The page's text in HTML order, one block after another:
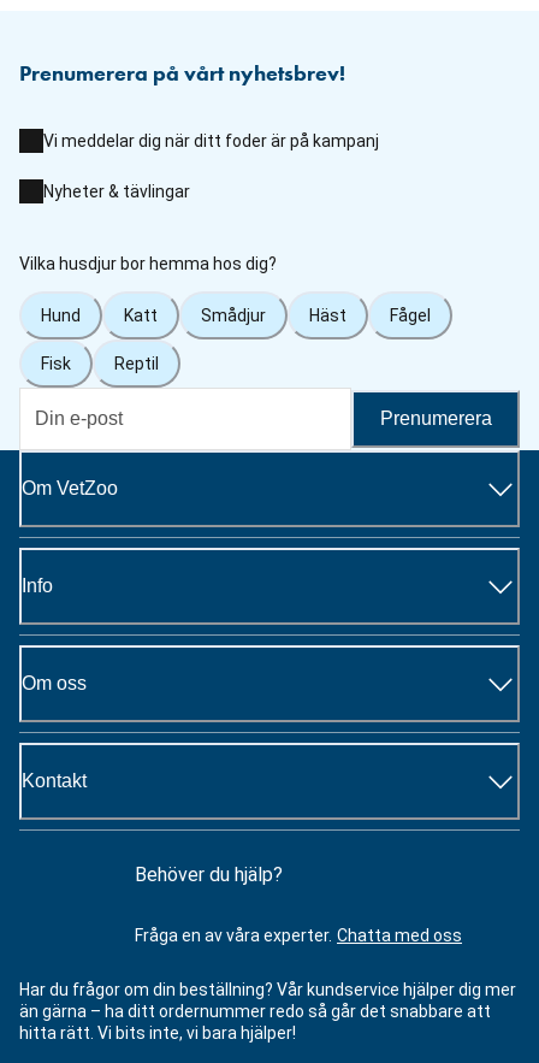
Prenumerera på vårt nyhetsbrev!
Vi meddelar dig när ditt foder är på kampanj
Nyheter & tävlingar
Vilka husdjur bor hemma hos dig?
Hund Katt Smådjur Häst Fågel
Fisk Reptil
Prenumerera
Om VetZoo
Info
Om oss
Kontakt
Behöver du hjälp?
Fråga en av våra experter. Chatta med oss
Har du frågor om din beställning? Vår kundservice hjälper dig mer
än gärna – ha ditt ordernummer redo så går det snabbare att
hitta rätt. Vi bits inte, vi bara hjälper!